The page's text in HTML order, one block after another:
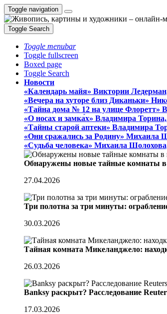
Toggle navigation
Toggle Search
Toggle menubar
Toggle fullscreen
Boxed page
Toggle Search
Новости
«Календарь майя» Виктории
«Вечера на хуторе близ Диканьки»
«Тайна дома № 12 на улице Флоретт»
«О носах и замка́х» Владимира
«Тайны старой аптеки» Владимира
«Они сражались за Родину» Михаила
«Судьба человека» Михаила
Обнаружены новые тайные комнаты
27.04.2026
Три полотна за три минуты:
30.03.2026
Тайная комната Микеланджело:
26.03.2026
Banksy раскрыт? Расследование
17.03.2026